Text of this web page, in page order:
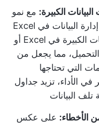
الكبيرة: مع نمو
قائمة البائعين لديك، تصبح إدارة البيانات في Excel
مرهقة. تبطئ جداول البيانات الكبيرة في Excel أو
مما يجعل من
التي تحتاجها
في الأداء، تزيد جداول
تلف البيانات
الأخطاء: على عكس